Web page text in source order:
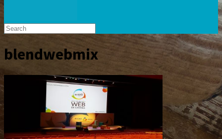
blendwebmix